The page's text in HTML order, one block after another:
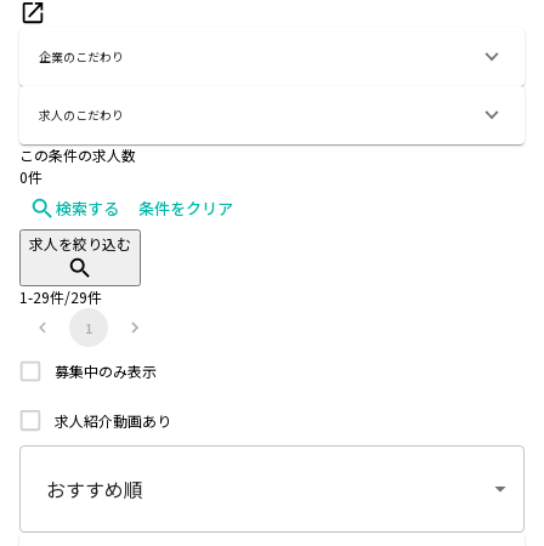
企業のこだわり
求人のこだわり
この条件の求人数
0件
検索する 条件をクリア
求人を絞り込む
1-29件/29件
1
募集中のみ表示
求人紹介動画あり